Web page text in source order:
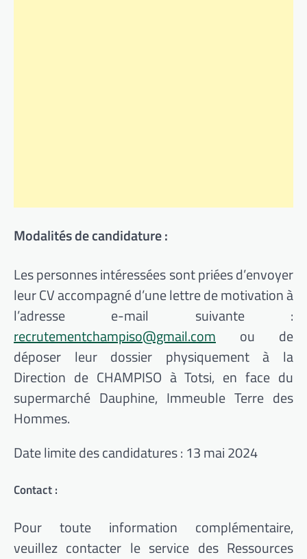
Modalités de candidature :
Les personnes intéressées sont priées d’envoyer
leur CV accompagné d’une lettre de motivation à
l’adresse e-mail suivante :
recrutementchampiso@gmail.com ou de
déposer leur dossier physiquement à la
Direction de CHAMPISO à Totsi, en face du
supermarché Dauphine, Immeuble Terre des
Hommes.
Date limite des candidatures : 13 mai 2024
Contact :
Pour toute information complémentaire,
veuillez contacter le service des Ressources